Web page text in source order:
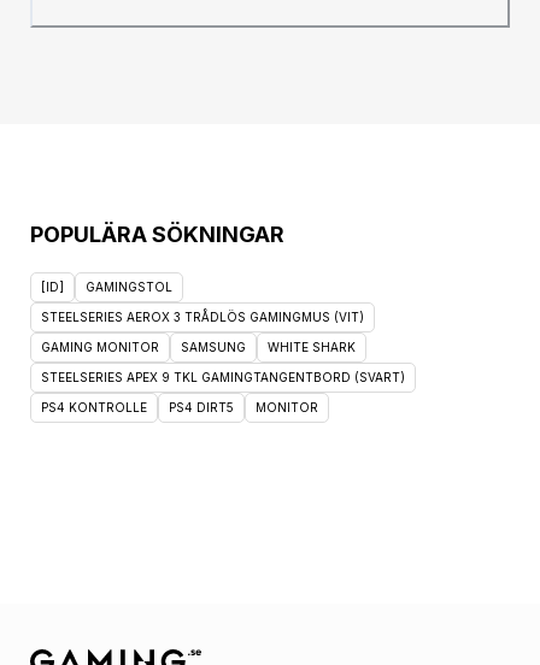
POPULÄRA SÖKNINGAR
[ID] GAMINGSTOL
STEELSERIES AEROX 3 TRÅDLÖS GAMINGMUS (VIT)
GAMING MONITOR SAMSUNG WHITE SHARK
STEELSERIES APEX 9 TKL GAMINGTANGENTBORD (SVART)
PS4 KONTROLLE PS4 DIRT5 MONITOR